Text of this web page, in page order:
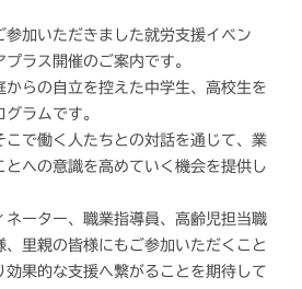
参加いただきました就労支援イベン
ラス開催のご案内です。
からの自立を控えた中学生、高校生を
ラムです。
こで働く人たちとの対話を通じて、業
への意識を高めていく機会を提供し
ネーター、職業指導員、高齢児担当職
、里親の皆様にもご参加いただくこと
効果的な支援へ繋がることを期待して